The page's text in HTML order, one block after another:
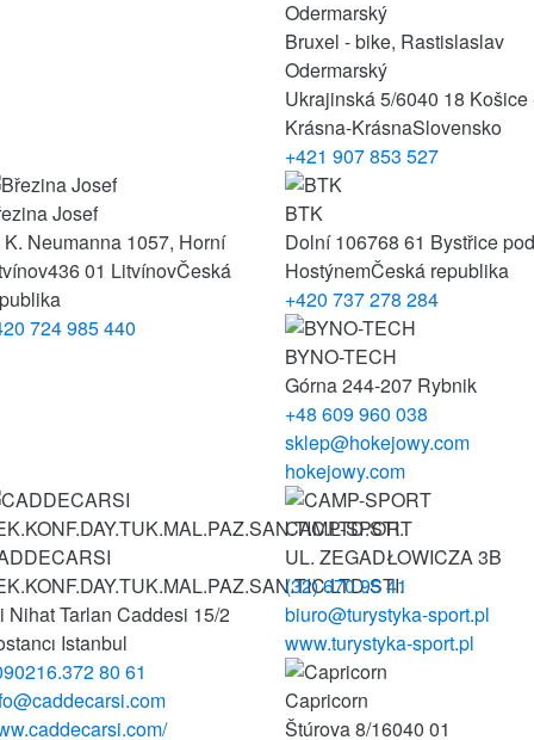
Bruxel - bike, Rastislaslav
Odermarský
Ukrajinská 5/6040 18 Košice
Krásna-KrásnaSlovensko
+421 907 853 527
Josef
K. Neumanna 1057, Horní
436 01 LitvínovČeská
724 985 440
BTK
Dolní 106768 61 Bystřice pod
HostýnemČeská republika
+420 737 278 284
BYNO-TECH
Górna 244-207 Rybnik
+48 609 960 038
sklep@hokejowy.com
hokejowy.com
Nihat Tarlan Caddesi 15/2
Istanbul
80 61
CAMP-SPORT
UL. ZEGADŁOWICZA 3B
(32) 670 95 41
biuro@turystyka-sport.pl
www.turystyka-sport.pl
Capricorn
Štúrova 8/16040 01